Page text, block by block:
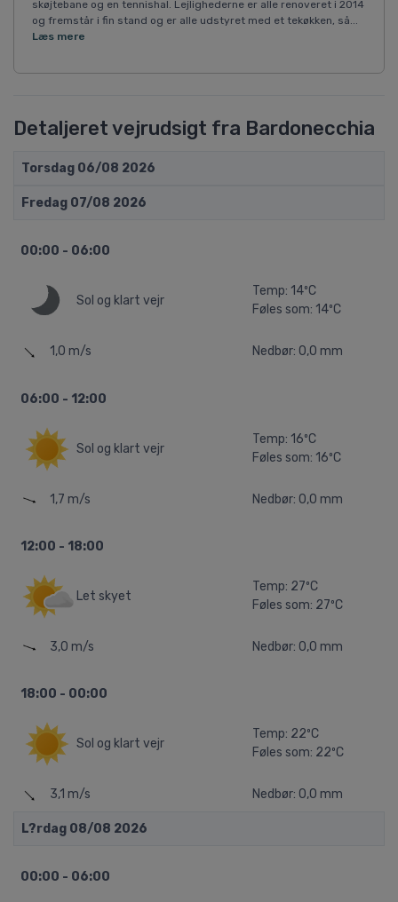
skøjtebane og en tennishal. Lejlighederne er alle renoveret i 2014
og fremstår i fin stand og er alle udstyret med et tekøkken, så...
Læs mere
Detaljeret vejrudsigt fra Bardonecchia
Torsdag 06/08 2026
Fredag 07/08 2026
00:00 - 06:00
Sol og klart vejr
Temp: 14ºC
Føles som: 14ºC
1,0 m/s Nedbør: 0,0 mm
06:00 - 12:00
Sol og klart vejr
Temp: 16ºC
Føles som: 16ºC
1,7 m/s Nedbør: 0,0 mm
12:00 - 18:00
Let skyet
Temp: 27ºC
Føles som: 27ºC
3,0 m/s Nedbør: 0,0 mm
18:00 - 00:00
Sol og klart vejr
Temp: 22ºC
Føles som: 22ºC
3,1 m/s Nedbør: 0,0 mm
L?rdag 08/08 2026
00:00 - 06:00